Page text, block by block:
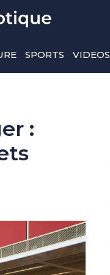
SPORTS VIDEOS
: